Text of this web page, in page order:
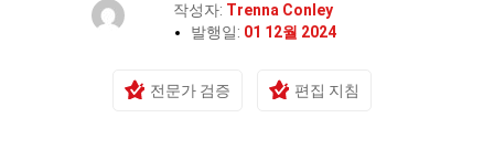
작성자: Trenna Conley
발행일: 01 12월 2024
전문가 검증 편집 지침